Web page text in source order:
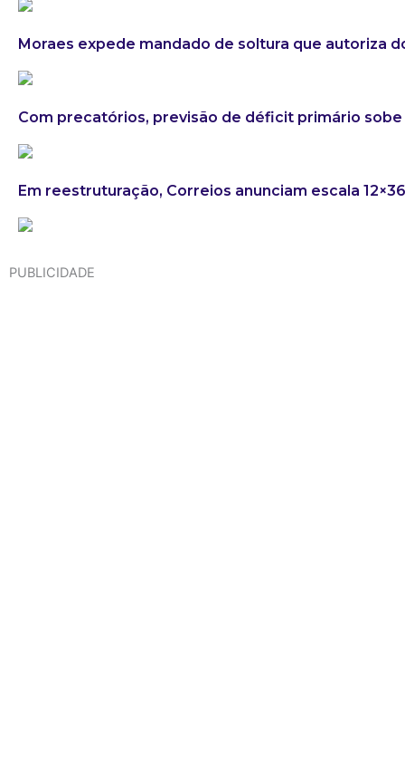
Moraes expede mandado de soltura que autoriza
Com precatórios, previsão de déficit primário sobe
Em reestruturação, Correios anunciam escala
PUBLICIDADE